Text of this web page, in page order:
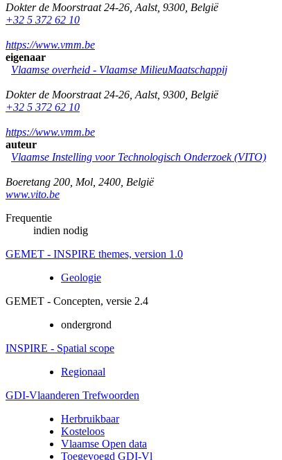
Dokter de Moorstraat 24-26 Aalst, 9300 België
+32 5 372 62 10
https://www.vmm.be
eigenaar
Vlaamse overheid - Vlaamse MilieuMaatschappij
Dokter de Moorstraat 24-26 Aalst, 9300 België
+32 5 372 62 10
https://www.vmm.be
auteur
Vlaamse Instelling voor Technologisch Onderzoek (VITO)
Boeretang 200 Mol 2400 België
www.vito.be
Frequentie
indien nodig
GEMET - INSPIRE themes, version 1.0
Geologie
GEMET - Concepten, versie 2.4
ondergrond
INSPIRE - Spatial scope
Regionaal
GDI-Vlaanderen Trefwoorden
Herbruikbaar
Kosteloos
Vlaamse Open data
Toegevoegd GDI-Vl